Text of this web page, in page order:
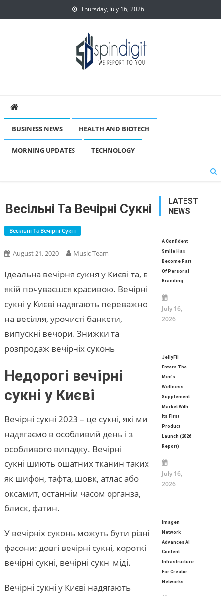
to
Thursday, July 16, 2026
BUSINESS NEWS HEALTH AND BIOTECH
MORNING UPDATES TECHNOLOGY
Весільні Та Вечірні Сукні
Весільні Та Вечірні Сукні
August 21, 2020 Music Team
Ідеальна вечірня сукня у Києві та, в
якій почуваєшся красивою. Вечірні
сукні у Києві надягають переважно
на весілля, урочисті банкети,
випускні вечори. Знижки та
розпродаж вечірніх суконь
Недорогі вечірні
сукні у Києві
Вечірні сукні 2023 – це сукні, які ми
надягаємо в особливий день і з
особливого випадку. Вечірні
сукні шиють ошатних тканин таких
як шифон, тафта, шовк, атлас або
оксамит, останнім часом органза,
блиск, фатин.
У вечірніх суконь можуть бути різні
фасони: довгі вечірні сукні, короткі
вечірні сукні, вечірні сукні міді.
Вечірні сукні у Києві надягають
LATEST
NEWS
A Confident
Smile Has
Become Part
Of Personal
Branding
July 16,
2026
JellyFil
Enters The
Men’s
Wellness
Supplement
Market With
Its First
Product
Launch (2026
Report)
July 16,
2026
Imagen
Network
Advances AI
Content
Infrastructure
For Creator
Networks